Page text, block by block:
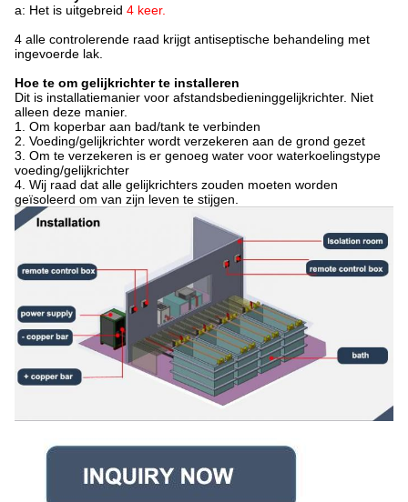
a: Het is uitgebreid 4 keer.
4 alle controlerende raad krijgt antiseptische behandeling met
ingevoerde lak.
Hoe te om gelijkrichter te installeren
Dit is installatiemanier voor afstandsbedieninggelijkrichter. Niet
alleen deze manier.
1. Om koperbar aan bad/tank te verbinden
2. Voeding/gelijkrichter wordt verzekeren aan de grond gezet
3. Om te verzekeren is er genoeg water voor waterkoelingstype
voeding/gelijkrichter
4. Wij raad dat alle gelijkrichters zouden moeten worden
geïsoleerd om van zijn leven te stijgen.